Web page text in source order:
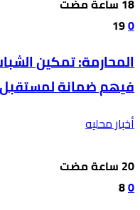
0
19
المحارمة: تمكين
فيهم ضمانة لمستقبل
أخبار محليه
0
8